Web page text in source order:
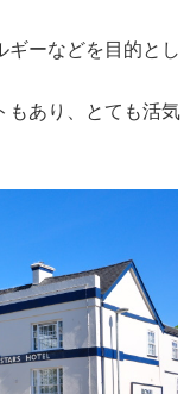
ギーなどを目的とし
もあり、とても活気